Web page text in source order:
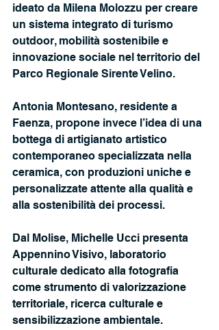
ideato da Milena Molozzu per creare
un sistema integrato di turismo
outdoor, mobilità sostenibile e
innovazione sociale nel territorio del
Parco Regionale Sirente Velino.
Antonia Montesano, residente a
Faenza, propone invece l’idea di una
bottega di artigianato artistico
contemporaneo specializzata nella
ceramica, con produzioni uniche e
personalizzate attente alla qualità e
alla sostenibilità dei processi.
Dal Molise, Michelle Ucci presenta
Appennino Visivo, laboratorio
culturale dedicato alla fotografia
come strumento di valorizzazione
territoriale, ricerca culturale e
sensibilizzazione ambientale.